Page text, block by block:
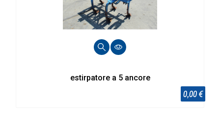
estirpatore a 5 ancore
0,00 €